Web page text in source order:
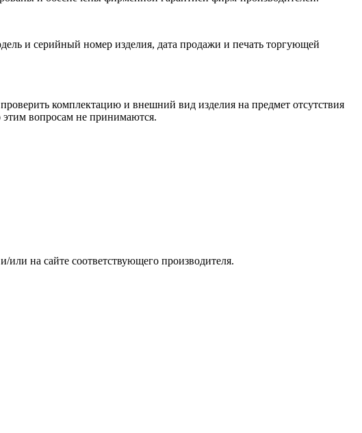
и серийный номер изделия, дата продажи и печать торгующей
комплектацию и внешний вид изделия на предмет отсутствия
этим вопросам не принимаются.
на сайте соответствующего производителя.